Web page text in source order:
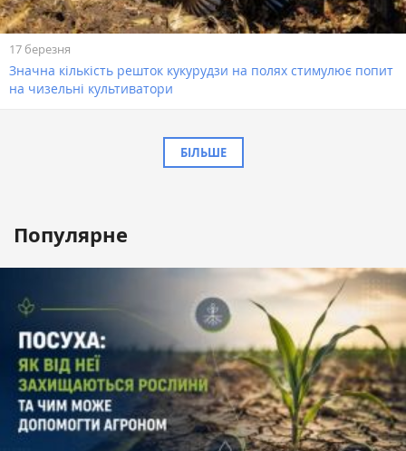
17 березня
Значна кількість решток кукурудзи на полях стимулює попит
на чизельні культиватори
БІЛЬШЕ
Популярне